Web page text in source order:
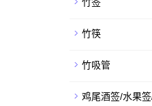
竹筷
竹吸管
鸡尾酒签/水果